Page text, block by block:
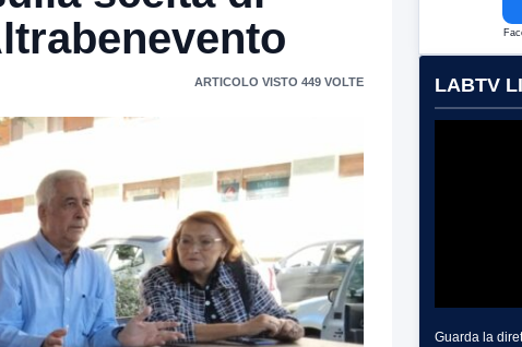
ARTICOLO VISTO 449 VOLTE LABTV
Guarda la